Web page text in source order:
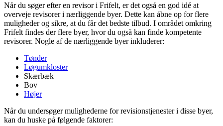
Når du søger efter en revisor i Frifelt, er det også en god idé at
overveje revisorer i nærliggende byer. Dette kan åbne op for flere
muligheder og sikre, at du får det bedste tilbud. I området omkring
Frifelt findes der flere byer, hvor du også kan finde kompetente
revisorer. Nogle af de nærliggende byer inkluderer:
Tønder
Løgumkloster
Skærbæk
Bov
Højer
Når du undersøger mulighederne for revisionstjenester i disse byer,
kan du huske på følgende faktorer: